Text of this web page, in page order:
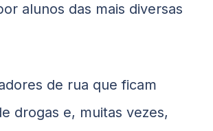
alunos das mais diversas
de rua que ficam
drogas e, muitas vezes,